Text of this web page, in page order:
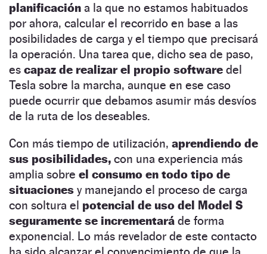
planificación a la que no estamos habituados
por ahora, calcular el recorrido en base a las
posibilidades de carga y el tiempo que precisará
la operación. Una tarea que, dicho sea de paso,
es capaz de realizar el propio software del
Tesla sobre la marcha, aunque en ese caso
puede ocurrir que debamos asumir más desvíos
de la ruta de los deseables.
Con más tiempo de utilización, aprendiendo de
sus posibilidades, con una experiencia más
amplia sobre el consumo en todo tipo de
situaciones y manejando el proceso de carga
con soltura el potencial de uso del Model S
seguramente se incrementará de forma
exponencial. Lo más revelador de este contacto